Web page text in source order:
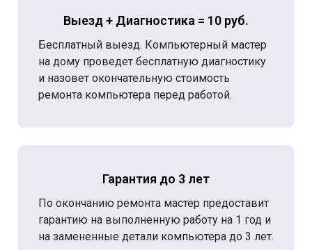
Выезд + Диагностика = 10 руб.
Бесплатный выезд. Компьютерный мастер
на дому проведет бесплатную диагностику
и назовет окончательную стоимость
ремонта компьютера перед работой.
Гарантия до 3 лет
По окончанию ремонта мастер предоставит
гарантию на выполненную работу на 1 год и
на замененные детали компьютера до 3 лет.